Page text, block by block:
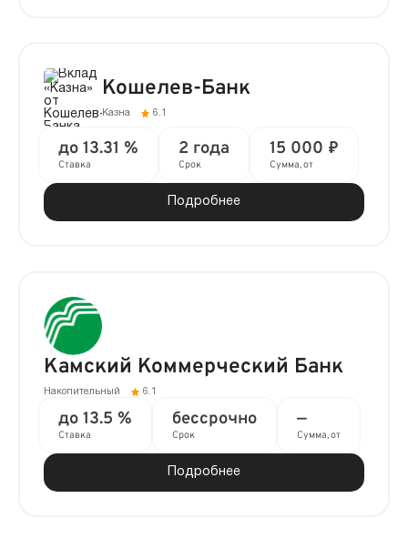
Кошелев-Банк
Казна 6.1
до 13.31 %
Ставка
2 года
Срок
15 000 ₽
Сумма, от
Подробнее
Камский Коммерческий Банк
Накопительный 6.1
до 13.5 %
Ставка
бессрочно
Срок
—
Сумма, от
Подробнее